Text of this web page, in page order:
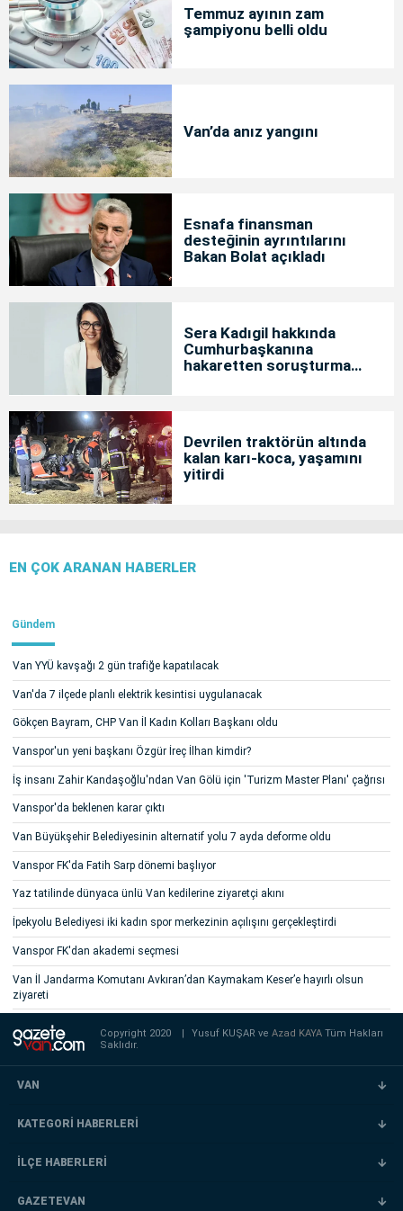
Temmuz ayının zam
şampiyonu belli oldu
Van’da anız yangını
Esnafa finansman
desteğinin ayrıntılarını
Bakan Bolat açıkladı
Sera Kadıgil hakkında
Cumhurbaşkanına
hakaretten soruşturma
Devrilen traktörün altında
kalan karı-koca, yaşamını
yitirdi
EN ÇOK ARANAN HABERLER
Gündem
Van YYÜ kavşağı 2 gün trafiğe kapatılacak
Van'da 7 ilçede planlı elektrik kesintisi uygulanacak
Gökçen Bayram, CHP Van İl Kadın Kolları Başkanı oldu
Vanspor'un yeni başkanı Özgür İreç İlhan kimdir?
İş insanı Zahir Kandaşoğlu'ndan Van Gölü için 'Turizm Master Planı' çağrısı
Vanspor'da beklenen karar çıktı
Van Büyükşehir Belediyesinin alternatif yolu 7 ayda deforme oldu
Vanspor FK'da Fatih Sarp dönemi başlıyor
Yaz tatilinde dünyaca ünlü Van kedilerine ziyaretçi akını
İpekyolu Belediyesi iki kadın spor merkezinin açılışını gerçekleştirdi
Vanspor FK'dan akademi seçmesi
Van İl Jandarma Komutanı Avkıran’dan Kaymakam Keser’e hayırlı olsun
ziyareti
Copyright 2020 Yusuf KUŞAR veAzad KAYATüm Hakları
Saklıdır.
VAN
KATEGORİ HABERLERİ
İLÇE HABERLERİ
GAZETEVAN